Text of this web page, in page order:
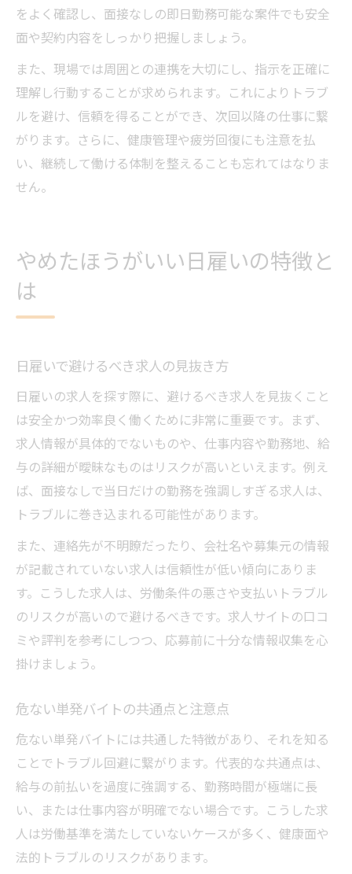
をよく確認し、面接なしの即日勤務可能な案件でも安全
面や契約内容をしっかり把握しましょう。
また、現場では周囲との連携を大切にし、指示を正確に
理解し行動することが求められます。これによりトラブ
ルを避け、信頼を得ることができ、次回以降の仕事に繋
がります。さらに、健康管理や疲労回復にも注意を払
い、継続して働ける体制を整えることも忘れてはなりま
せん。
やめたほうがいい日雇いの特徴と
は
日雇いで避けるべき求人の見抜き方
日雇いの求人を探す際に、避けるべき求人を見抜くこと
は安全かつ効率良く働くために非常に重要です。まず、
求人情報が具体的でないものや、仕事内容や勤務地、給
与の詳細が曖昧なものはリスクが高いといえます。例え
ば、面接なしで当日だけの勤務を強調しすぎる求人は、
トラブルに巻き込まれる可能性があります。
また、連絡先が不明瞭だったり、会社名や募集元の情報
が記載されていない求人は信頼性が低い傾向にありま
す。こうした求人は、労働条件の悪さや支払いトラブル
のリスクが高いので避けるべきです。求人サイトの口コ
ミや評判を参考にしつつ、応募前に十分な情報収集を心
掛けましょう。
危ない単発バイトの共通点と注意点
危ない単発バイトには共通した特徴があり、それを知る
ことでトラブル回避に繋がります。代表的な共通点は、
給与の前払いを過度に強調する、勤務時間が極端に長
い、または仕事内容が明確でない場合です。こうした求
人は労働基準を満たしていないケースが多く、健康面や
法的トラブルのリスクがあります。